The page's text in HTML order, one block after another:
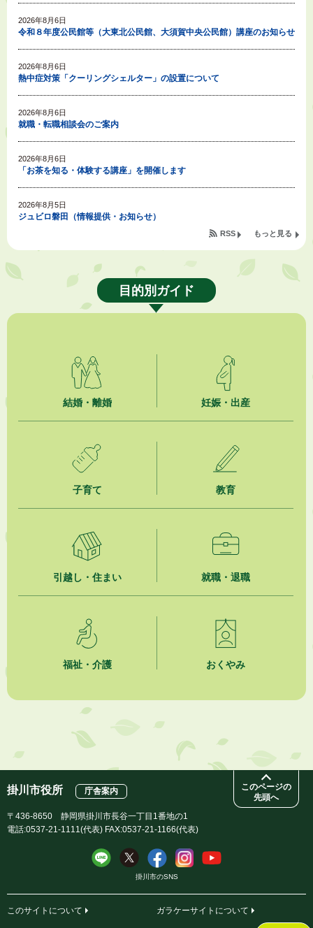
2026年8月6日
令和８年度公民館等（大東北公民館、大須賀中央公民館）講座のお知らせ
2026年8月6日
熱中症対策「クーリングシェルター」の設置について
2026年8月6日
就職・転職相談会のご案内
2026年8月6日
「お茶を知る・体験する講座」を開催します
2026年8月5日
ジュビロ磐田（情報提供・お知らせ）
2026年8月5日
掛川市広告入り窓口封筒無償提供者募集
【日本DX大賞2026】ポスターセッション最優秀賞を受賞しました！
市民の勇気ある応急手当に感謝状を贈呈しました
夏季休暇期間 開業医等診療予定
「水道カルテ」の公表について
企業版ふるさと納税（地方創生応援税制）のお願い
【参加者募集】プロ棋士から学ぼう！はじめての将棋教室
2026年8月1日
市民活動カレンダー（リスト形式）
2026年8月1日
市議会だより 第100号 (令和8年8月1日発行)を掲載しました
もっと見る
RSS
目的別ガイド
結婚・離婚 妊娠・出産
子育て 教育
引越し・住まい 就職・退職
福祉・介護 おくやみ
このページの
先頭へ
掛川市役所 庁舎案内
〒436-8650 静岡県掛川市長谷一丁目1番地の1
電話:0537-21-1111(代表) FAX:0537-21-1166(代表)
掛川市のSNS
このサイトについて ガラケーサイトについて